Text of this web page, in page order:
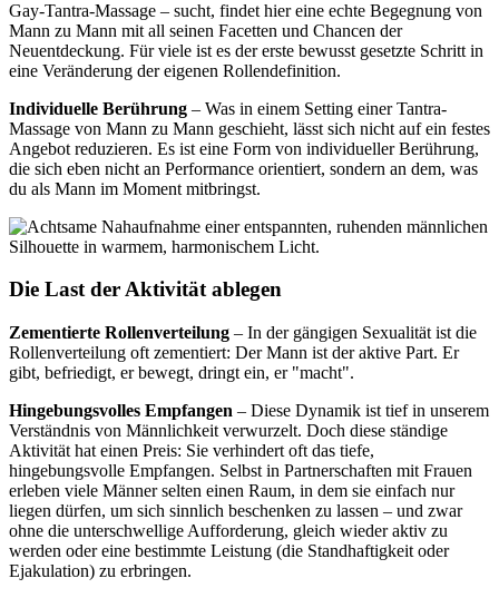
Gay-Tantra-Massage – sucht, findet hier eine echte Begegnung von
Mann zu Mann mit all seinen Facetten und Chancen der
Neuentdeckung. Für viele ist es der erste bewusst gesetzte Schritt in
eine Veränderung der eigenen Rollendefinition.
Individuelle Berührung – Was in einem Setting einer Tantra-
Massage von Mann zu Mann geschieht, lässt sich nicht auf ein festes
Angebot reduzieren. Es ist eine Form von individueller Berührung,
die sich eben nicht an Performance orientiert, sondern an dem, was
du als Mann im Moment mitbringst.
Die Last der Aktivität ablegen
Zementierte Rollenverteilung – In der gängigen Sexualität ist die
Rollenverteilung oft zementiert: Der Mann ist der aktive Part. Er
gibt, befriedigt, er bewegt, dringt ein, er "macht".
Hingebungsvolles Empfangen – Diese Dynamik ist tief in unserem
Verständnis von Männlichkeit verwurzelt. Doch diese ständige
Aktivität hat einen Preis: Sie verhindert oft das tiefe,
hingebungsvolle Empfangen. Selbst in Partnerschaften mit Frauen
erleben viele Männer selten einen Raum, in dem sie einfach nur
liegen dürfen, um sich sinnlich beschenken zu lassen – und zwar
ohne die unterschwellige Aufforderung, gleich wieder aktiv zu
werden oder eine bestimmte Leistung (die Standhaftigkeit oder
Ejakulation) zu erbringen.